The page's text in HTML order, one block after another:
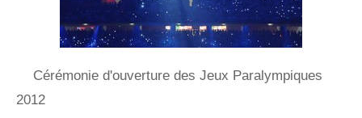
Cérémonie d'ouverture des Jeux Paralympiques
2012